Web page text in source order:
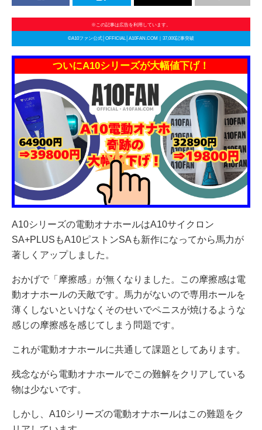
※この記事は広告を利用しています。
©A10ファン公式│OFFICIAL│A10FAN.COM｜37,000記事突破
ついにA10シリーズが大幅値下げ！
A10シリーズの電動オナホールはA10サイクロン
SA+PLUSもA10ピストンSAも新作になってから馬力が
著しくアップしました。
おかげで「摩擦感」が無くなりました。この摩擦感は電
動オナホールの天敵です。馬力がないので専用ホールを
薄くしないといけなくそのせいでペニスが焼けるような
感じの摩擦感を感じてしまう問題です。
これが電動オナホールに共通して課題としてあります。
残念ながら電動オナホールでこの難解をクリアしている
物は少ないです。
しかし、A10シリーズの電動オナホールはこの難題をク